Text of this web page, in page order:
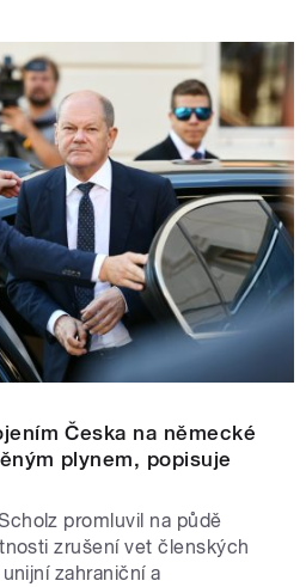
Česka na německé
plynem, popisuje
promluvil na půdě
zrušení vet členských
zahraniční a